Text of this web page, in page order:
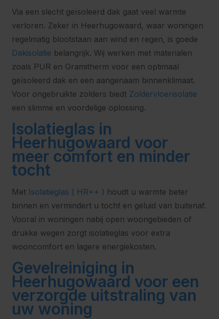
Via een slecht geïsoleerd dak gaat veel warmte
verloren. Zeker in Heerhugowaard, waar woningen
regelmatig blootstaan aan wind en regen, is goede
Dakisolatie belangrijk. Wij werken met materialen
zoals PUR en Gramitherm voor een optimaal
geïsoleerd dak en een aangenaam binnenklimaat.
Voor ongebruikte zolders biedt Zoldervloerisolatie
een slimme en voordelige oplossing.
Isolatieglas in
Heerhugowaard voor
meer comfort en minder
tocht
Met Isolatieglas ( HR++ ) houdt u warmte beter
binnen en vermindert u tocht en geluid van buitenaf.
Vooral in woningen nabij open woongebieden of
drukke wegen zorgt isolatieglas voor extra
wooncomfort en lagere energiekosten.
Gevelreiniging in
Heerhugowaard voor een
verzorgde uitstraling van
uw woning